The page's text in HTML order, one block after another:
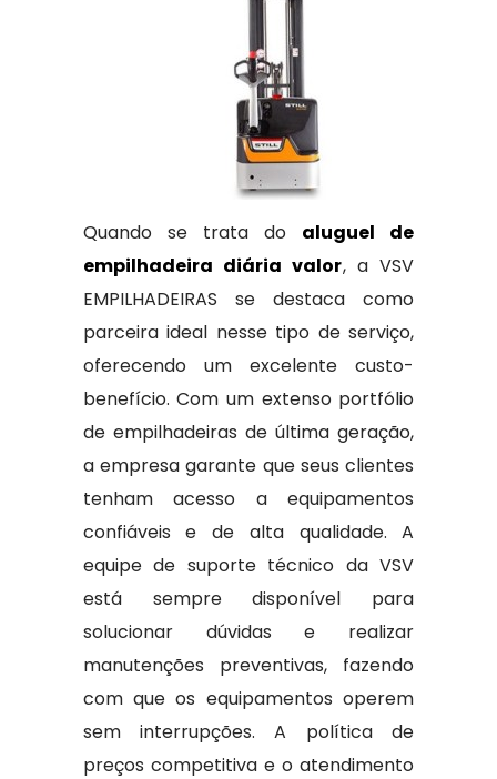
Quando se trata do aluguel de
empilhadeira diária valor, a VSV
EMPILHADEIRAS se destaca como
parceira ideal nesse tipo de serviço,
oferecendo um excelente custo-
benefício. Com um extenso portfólio
de empilhadeiras de última geração,
a empresa garante que seus clientes
tenham acesso a equipamentos
confiáveis e de alta qualidade. A
equipe de suporte técnico da VSV
está sempre disponível para
solucionar dúvidas e realizar
manutenções preventivas, fazendo
com que os equipamentos operem
sem interrupções. A política de
preços competitiva e o atendimento